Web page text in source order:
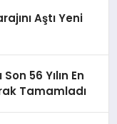
Aştı Yeni
56 Yılın En
Tamamladı